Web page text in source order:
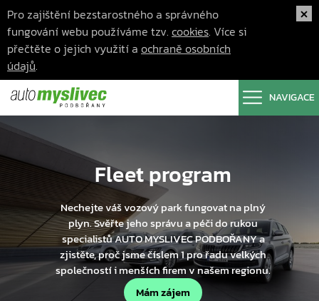
Pro zajištění bezstarostného a správného
fungování webu používáme tzv. cookies. Více si
přečtěte o jejich využití a ochraně osobních
údajů.
NAVIGACE
Fleet program
Nechejte váš vozový park fungovat na plný
plyn. Svěřte jeho správu a péči do rukou
specialistů AUTO MYSLIVEC PODBOŘANY a
zjistěte, proč jsme číslem 1 pro řadu velkých
společností i menších firem v našem regionu.
Mám zájem